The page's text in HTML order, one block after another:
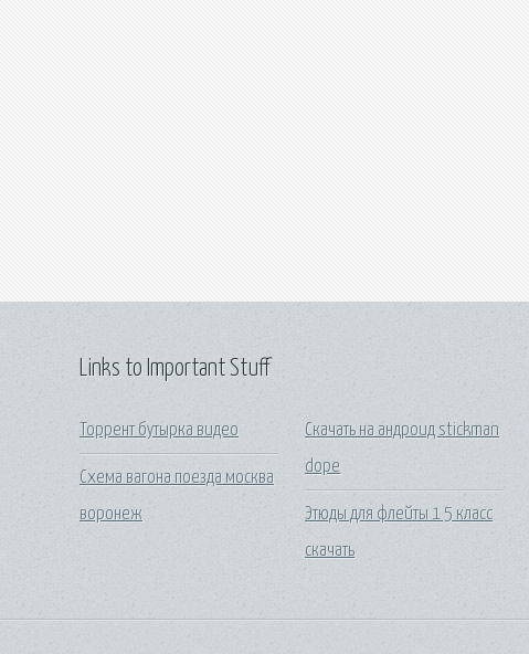
Links to Important Stuff
Торрент бутырка видео
Схема вагона поезда москва
воронеж
Скачать на андроид stickman
dope
Этюды для флейты 1 5 класс
скачать